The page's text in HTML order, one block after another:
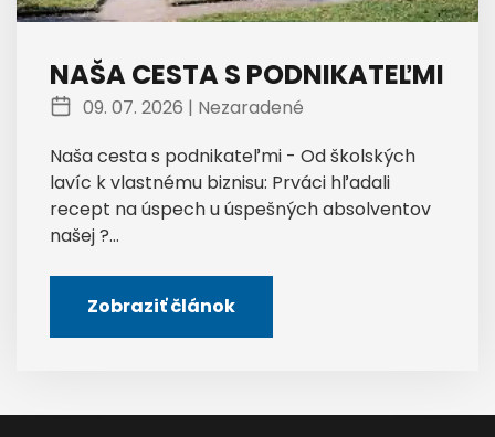
NAŠA CESTA S PODNIKATEĽMI
09. 07. 2026 | Nezaradené
Naša cesta s podnikateľmi - Od školských
lavíc k vlastnému biznisu: Prváci hľadali
recept na úspech u úspešných absolventov
našej ?...
Zobraziť článok